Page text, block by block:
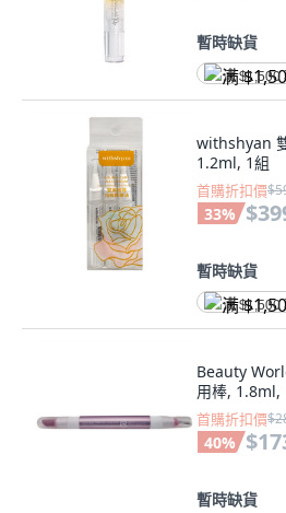
暫時缺貨
满 $1,500
withshyan
1.2ml, 1組
首購折扣價
33%
暫時缺貨
满 $1,500
Beauty
用棒, 1.8ml,
首購折扣價
40%
暫時缺貨